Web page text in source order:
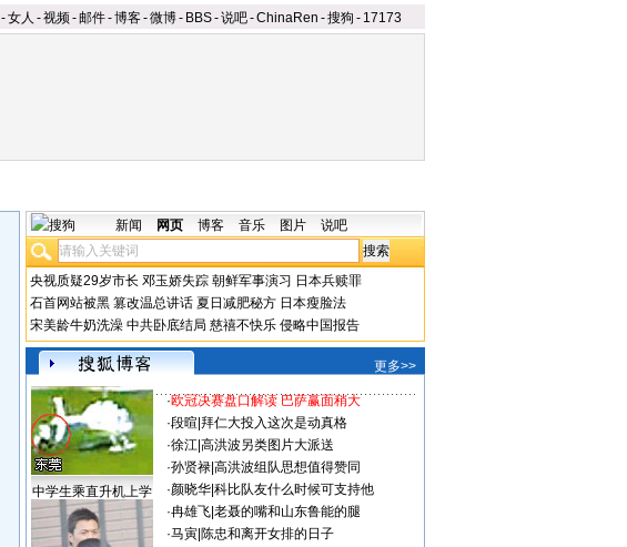
-女人 -视频-邮件-博客-微博- BBS-说吧-ChinaRen -搜狗 - 17173
新闻 网页 博客 音乐 图片 说吧
央视质疑29岁市长 邓玉娇失踪 朝鲜军事演习 日本兵赎罪
石首网站被黑 篡改温总讲话 夏日减肥秘方 日本瘦脸法
宋美龄牛奶洗澡 中共卧底结局 慈禧不快乐 侵略中国报告
更多>>
中学生乘直升机上学
·欧冠决赛盘口解读 巴萨赢面稍大
·段暄 拜仁大投入这次是动真格
·徐江| 高洪波另类图片大派送
·孙贤禄| 高洪波组队思想值得赞同
·颜晓华| 科比队友什么时候可支持他
·冉雄飞| 老聂的嘴和山东鲁能的腿
·马寅| 陈忠和离开女排的日子